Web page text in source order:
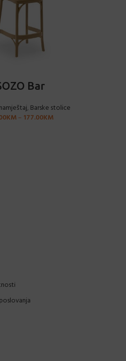
Bar
, Barske stolice
KM– 177.00KM